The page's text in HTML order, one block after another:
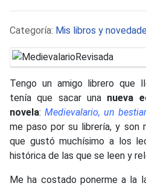
Detalles
Categoría: Mis libros y
Tengo un amigo librero que
tenía que sacar una nueva
novela: Medievalario, un
me paso por su librería, y son
que gustó muchísimo a los
histórica de las que se leen y
Me ha costado ponerme a la